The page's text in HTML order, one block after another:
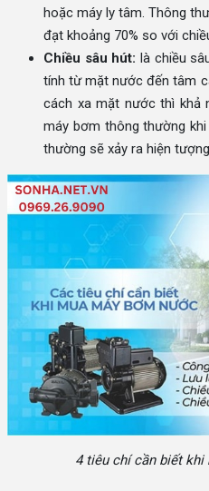
hoặc máy ly tâm. Thông
đạt khoảng 70% so với
Chiều sâu hút: là chiều
tính từ mặt nước đến tâm
cách xa mặt nước thì khả
máy bơm thông thường
thường sẽ xảy ra hiện
4 tiêu chí cần biết khi